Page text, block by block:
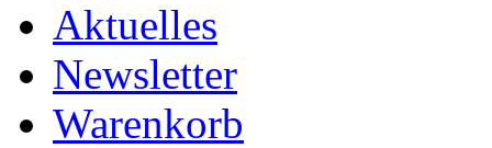
Aktuelles
Newsletter
Warenkorb